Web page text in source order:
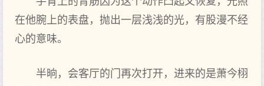
在他腕上的表盘，抛出一层浅浅的光，有股漫不经
心的意味。
半晌，会客厅的门再次打开，进来的是萧今栩